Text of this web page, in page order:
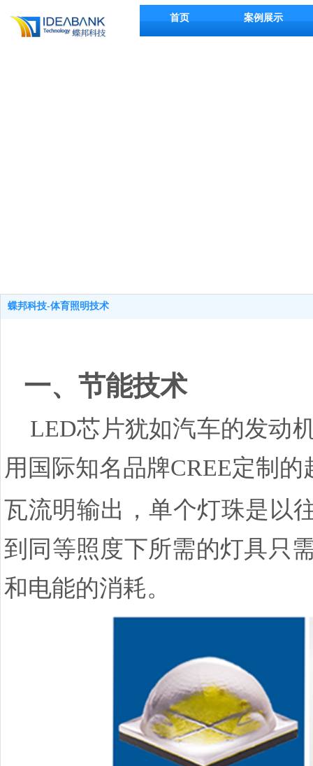
首页 案例展示
蝶邦科技-体育照明技术
一、节能技术
LED芯片犹如汽车的发动
用国际知名品牌CREE定制
瓦流明输出，单个灯珠是以
到同等照度下所需的灯具只
和电能的消耗。